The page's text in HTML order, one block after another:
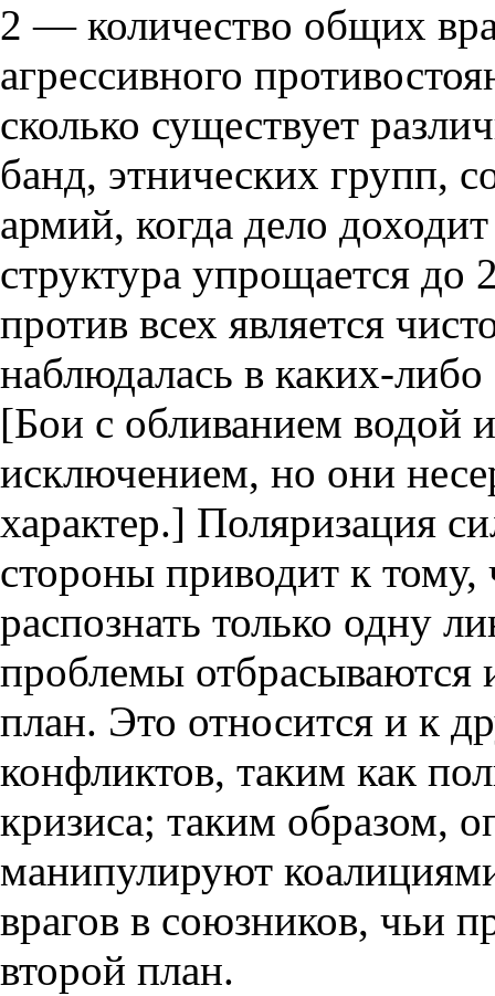
2 — количество общих
агрессивного
сколько существует
банд, этнических групп,
армий, когда дело
структура упрощается до
против всех является
наблюдалась в каких-
[Бои с обливанием водой
исключением, но они
характер.] Поляризация
стороны приводит к
распознать только одну
проблемы отбрасываются
план. Это относится и к
конфликтов, таким как
кризиса; таким образом,
манипулируют
врагов в союзников, чьи
второй план.